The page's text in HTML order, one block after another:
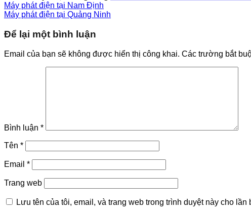
Máy phát điện tại Nam Định
Máy phát điện tại Quảng Ninh
Để lại một bình luận
Email của bạn sẽ không được hiển thị công khai. Các trường bắt
Bình luận *
Tên *
Email *
Trang web
Lưu tên của tôi, email, và trang web trong trình duyệt này cho lần